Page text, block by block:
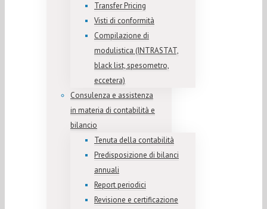
Transfer Pricing
Visti di conformità
Compilazione di
modulistica (INTRASTAT,
black list, spesometro,
eccetera)
Consulenza e assistenza
in materia di contabilità e
bilancio
Tenuta della contabilità
Predisposizione di bilanci
annuali
Report periodici
Revisione e certificazione